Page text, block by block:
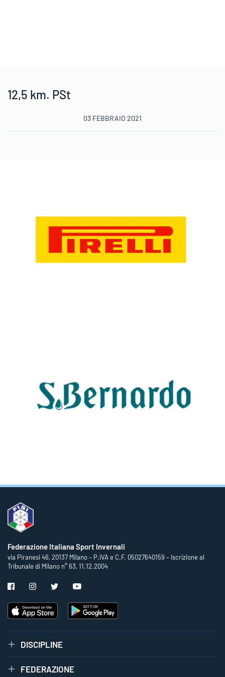
12,5 km. PSt
03 FEBBRAIO 2021
Federazione Italiana Sport Invernali
via Piranesi 46, 20137 Milano – P.IVA e C.F. 05027640159 – Iscrizione al
Tribunale di Milano n° 63, 11.12.2004
DISCIPLINE
FEDERAZIONE